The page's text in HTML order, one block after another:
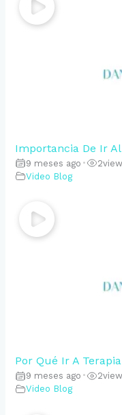
Importancia De Ir
9 meses ago • 2
Video Blog
Por Qué Ir A Terapia
9 meses ago • 2
Video Blog